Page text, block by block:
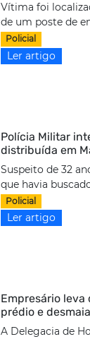
Vítima foi
de um poste de
Policial
Ler artigo
Polícia Militar
distribuída em
Suspeito de 32
que havia
Policial
Ler artigo
Empresário
prédio e
A Delegacia de